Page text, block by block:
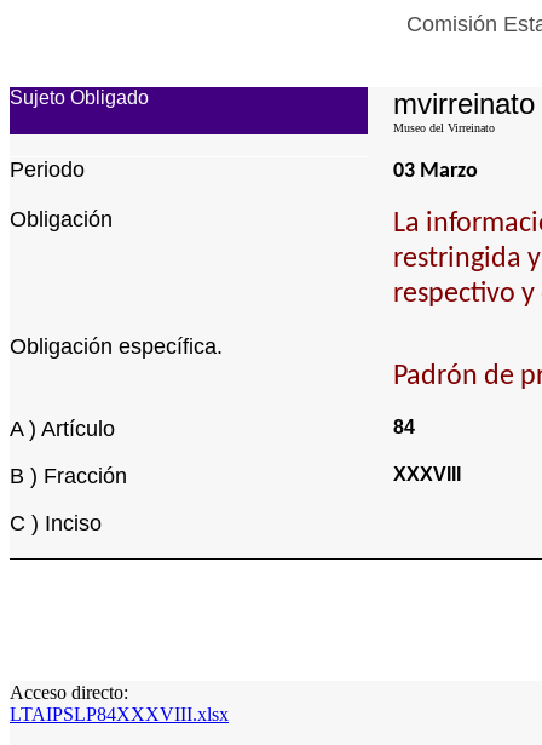
Comisión
Sujeto Obligado mvirreinato
Museo del Virreinato
Periodo 03 Marzo
Obligación
La
restringida
respectivo
Obligación específica.
Padrón de
A ) Artículo 84
B ) Fracción XXXVIII
C ) Inciso
Acceso directo:
LTAIPSLP84XXXVIII.xlsx